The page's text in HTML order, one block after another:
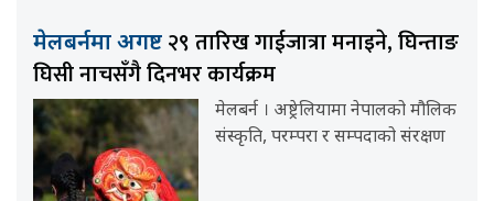
मेलबर्नमा अगष्ट २९ तारिख गाईजात्रा मनाइने, घिन्ताङ
घिसी नाचसँगै दिनभर कार्यक्रम
मेलबर्न । अष्ट्रेलियामा नेपालको मौलिक
संस्कृति, परम्परा र सम्पदाको संरक्षण